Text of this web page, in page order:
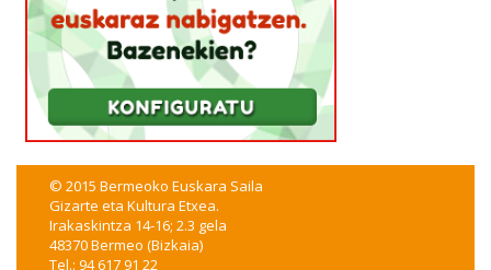
© 2015 Bermeoko Euskara Saila
Gizarte eta Kultura Etxea.
Irakaskintza 14-16; 2.3 gela
48370 Bermeo (Bizkaia)
Tel.: 94 617 91 22